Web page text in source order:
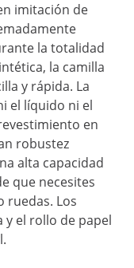
imitación de
la totalidad
la camilla
y rápida. La
el líquido ni el
en
robustez
alta capacidad
que necesites
ruedas. Los
el rollo de papel